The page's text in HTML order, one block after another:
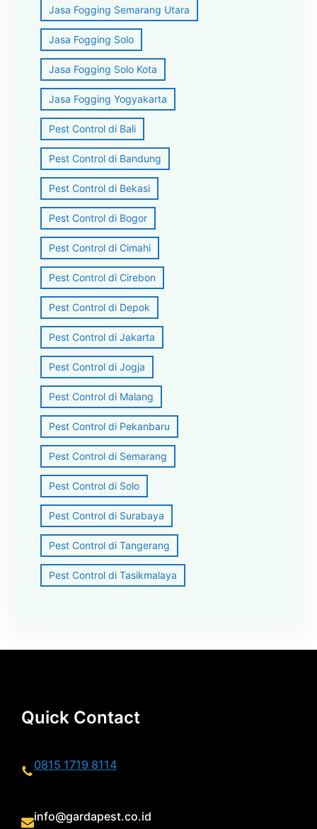
Jasa Fogging Semarang Utara
Jasa Fogging Solo
Jasa Fogging Solo Kota
Jasa Fogging Yogyakarta
Pest Control di Bali
Pest Control di Bandung
Pest Control di Bekasi
Pest Control di Bogor
Pest Control di Cimahi
Pest Control di Cirebon
Pest Control di Depok
Pest Control di Jakarta
Pest Control di Jogja
Pest Control di Malang
Pest Control di Pekanbaru
Pest Control di Semarang
Pest Control di Solo
Pest Control di Surabaya
Pest Control di Tangerang
Pest Control di Tasikmalaya
Quick Contact
0815 1719 8114
info@gardapest.co.id